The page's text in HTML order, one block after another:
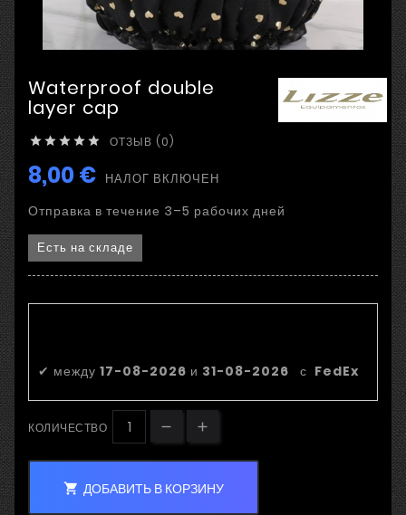
Waterproof double
layer cap
     ОТЗЫВ (0)
8,00 € НАЛОГ ВКЛЮЧЕН
Отправка в течение 3–5 рабочих дней
Есть на складе
✔ между 17-08-2026 и 31-08-2026 с FedEx
КОЛИЧЕСТВО
 ДОБАВИТЬ В КОРЗИНУ